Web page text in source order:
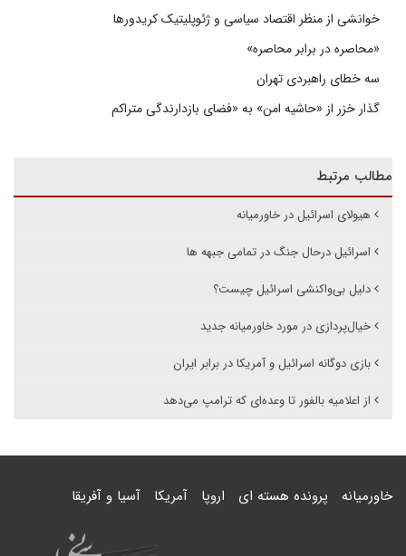
خوانشی از منظر اقتصاد سیاسی و ژئوپلیتیک کریدورها
«محاصره در برابر محاصره»
سه خطای راهبردی تهران
گذار خزر از «حاشیه امن» به «فضای بازدارندگی متراکم
مطالب مرتبط
هیولای اسرائیل در خاورمیانه
اسرائیل درحال جنگ در تمامی جبهه ها
دلیل بی‌واکنشی اسرائیل چیست؟
خیال‌پردازی در مورد خاورمیانه جدید
بازی دوگانه اسرائیل و آمریکا در برابر ایران
از اعلامیه بالفور تا وعده‌ای که ترامپ می‌دهد
خاورمیانه پرونده هسته ای اروپا آمریکا آسیا و آفریقا